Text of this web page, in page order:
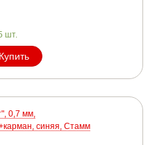
шт.
Купить
0,7 мм,
синяя, Стамм